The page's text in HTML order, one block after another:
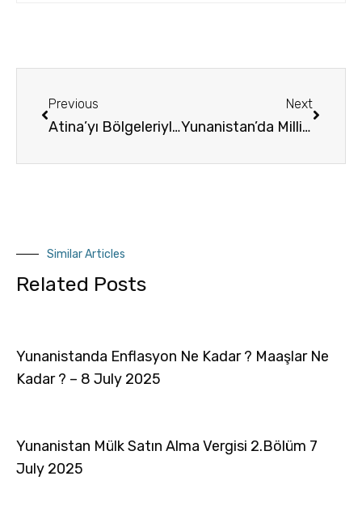
Previous
Atina’yı Bölgeleriyle Keşfetmek! 2
Next
Yunanistan’da Milli Bayramlar ve Tatiller
Similar Articles
Related Posts
Yunanistanda Enflasyon Ne Kadar ? Maaşlar Ne
Kadar ? – 8 July 2025
Yunanistan Mülk Satın Alma Vergisi 2.Bölüm 7
July 2025